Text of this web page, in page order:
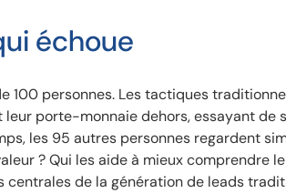
échoue
100 personnes. Les tactiques
porte-monnaie dehors, essayant de
les 95 autres personnes regardent
? Qui les aide à mieux comprendre
de la génération de leads